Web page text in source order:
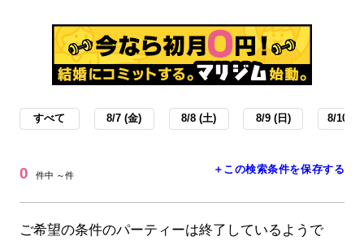
すべて 8/7 (金) 8/8 (土) 8/9 (日) 8/10 (
0 件中 ～件 ＋この検索条件を保存する
ご希望の条件のパーティーは終了しているようで